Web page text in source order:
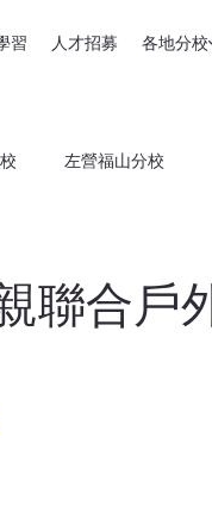
習 人才招募 各地分校
左營福山分校
聯合戶